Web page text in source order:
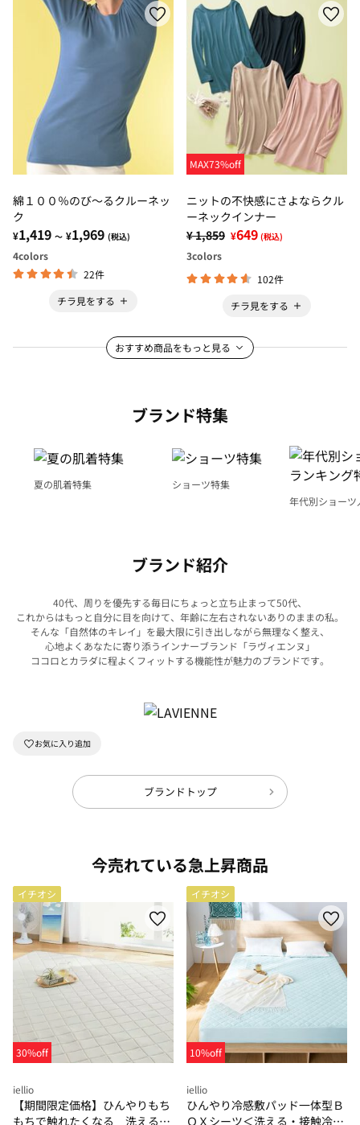
綿１００％のび～るクルーネッ
ク
¥1,419 ～ ¥1,969 (税込)
4colors
22件
チラ見をする
MAX73%off
ニットの不快感にさよならクル
ーネックインナー
¥ 1,859 ¥649 (税込)
3colors
102件
チラ見をする
おすすめ商品をもっと見る
ブランド特集
夏の肌着特集
ショーツ特集
年代別ショー
ブランド紹介
40代、周りを優先する毎日にちょっと立ち止まって50代、
これからはもっと自分に目を向けて、年齢に左右されないありのままの私。
そんな「自然体のキレイ」を最大限に引き出しながら無理なく整え、
心地よくあなたに寄り添うインナーブランド「ラヴィエンヌ」
ココロとカラダに程よくフィットする機能性が魅力のブランドです。
ブランドトップ
今売れている急上昇商品
イチオシ
30%off
iellio
【期間限定価格】ひんやりもち
もちで触れたくなる 洗えるラ
イチオシ
10%off
iellio
ひんやり冷感敷パッド一体型Ｂ
ＯＸシーツ＜洗える・接触冷